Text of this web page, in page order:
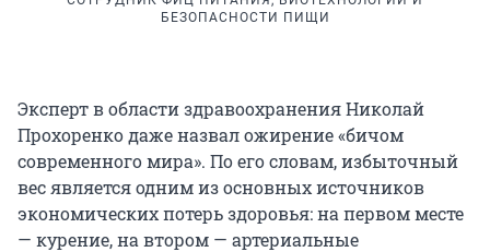
БЕЗОПАСНОСТИ ПИЩИ
Эксперт в области здравоохранения Николай
Прохоренко даже назвал ожирение «бичом
современного мира». По его словам, избыточный
вес является одним из основных источников
экономических потерь здоровья: на первом месте
— курение, на втором — артериальные